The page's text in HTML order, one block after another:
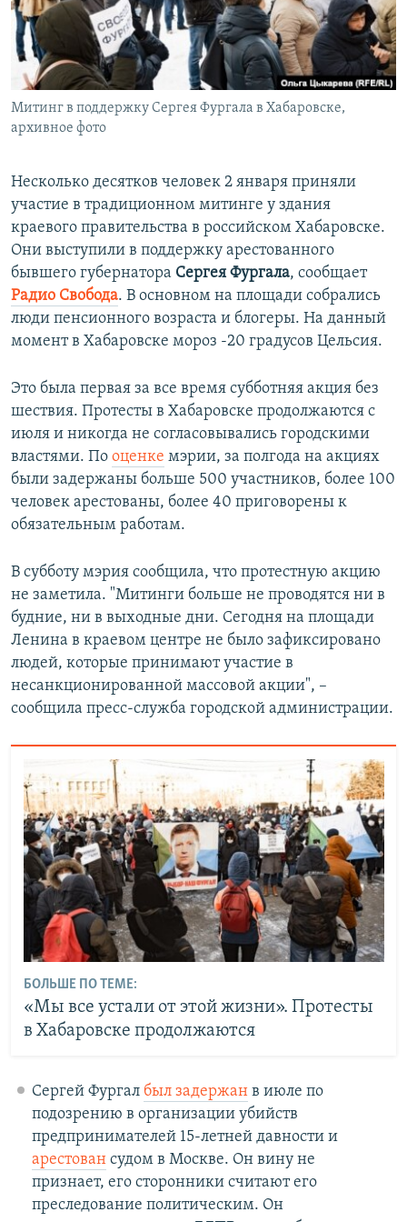
ПОБЕДИТЕЛЕЙ НЕ СУДЯТ?
КРЫМ.НЕПОКОРЕННЫЙ
ELIFBE
УКРАИНСКАЯ ПРОБЛЕМА КРЫМА
ПРИСОЕДИНЯЙТЕСЬ!
Все сайты RFE/RL
Митинг в поддержку Сергея Фургала в Хабаровске,
архивное фото
Несколько десятков человек 2 января приняли
участие в традиционном митинге у здания
краевого правительства в российском Хабаровске.
Они выступили в поддержку арестованного
бывшего губернатора Сергея Фургала, сообщает
Радио Свобода. В основном на площади собрались
люди пенсионного возраста и блогеры. На данный
момент в Хабаровске мороз -20 градусов Цельсия.
Это была первая за все время субботняя акция без
шествия. Протесты в Хабаровске продолжаются с
июля и никогда не согласовывались городскими
властями. По оценке мэрии, за полгода на акциях
были задержаны больше 500 участников, более 100
человек арестованы, более 40 приговорены к
обязательным работам.
В субботу мэрия сообщила, что протестную акцию
не заметила. "Митинги больше не проводятся ни в
будние, ни в выходные дни. Сегодня на площади
Ленина в краевом центре не было зафиксировано
людей, которые принимают участие в
несанкционированной массовой акции", –
сообщила пресс-служба городской администрации.
БОЛЬШЕ ПО ТЕМЕ:
«Мы все устали от этой жизни». Протесты
в Хабаровске продолжаются
Сергей Фургал был задержанв июле по
подозрению в организации убийств
предпринимателей 15-летней давности и
арестовансудом в Москве. Он вину не
признает, его сторонники считают его
преследование политическим. Он